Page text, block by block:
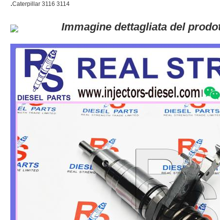
.
Immagine dettagliata del